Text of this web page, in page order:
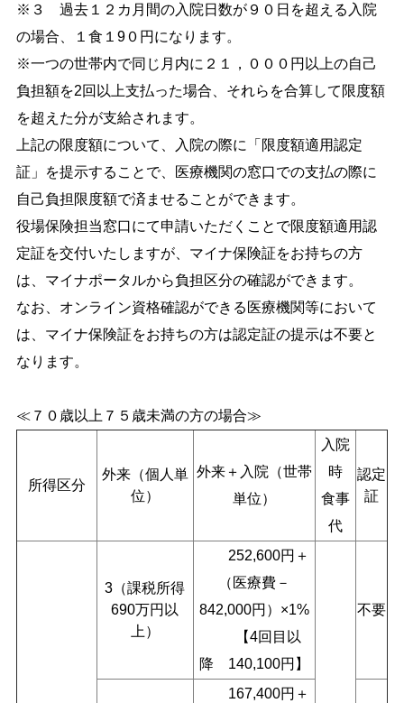
※３ 過去１２カ月間の入院日数が９０日を超える入院
の場合、１食１9０円になります。
※一つの世帯内で同じ月内に２１，０００円以上の自己
負担額を2回以上支払った場合、それらを合算して限度額
を超えた分が支給されます。
上記の限度額について、入院の際に「限度額適用認定
証」を提示することで、医療機関の窓口での支払の際に
自己負担限度額で済ませることができます。
役場保険担当窓口にて申請いただくことで限度額適用認
定証を交付いたしますが、マイナ保険証をお持ちの方
は、マイナポータルから負担区分の確認ができます。
なお、オンライン資格確認ができる医療機関等において
は、マイナ保険証をお持ちの方は認定証の提示は不要と
なります。
≪７０歳以上７５歳未満の方の場合≫
所得区分
外来（個人単
位）
外来＋入院（世帯
単位）
入院
時
食事
代
認定
証
3（課税所得
690万円以
上）
252,600円＋
（医療費－
842,000円）×1%
【4回目以
降 140,100円】
不要
167,400円＋